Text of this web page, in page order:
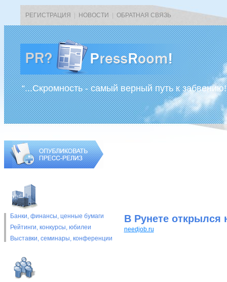
РЕГИСТРАЦИЯ НОВОСТИ ОБРАТНАЯ СВЯЗЬ
“...Скромность - самый верный путь к
Банки, финансы, ценные бумаги
Рейтинги, конкурсы, юбилеи
Выставки, cеминары, конференции
В Рунете открылся
needjob.ru